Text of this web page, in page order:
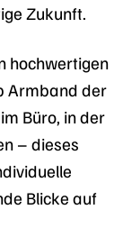
Zukunft.
hochwertigen
Armband der
Büro, in der
– dieses
Blicke auf